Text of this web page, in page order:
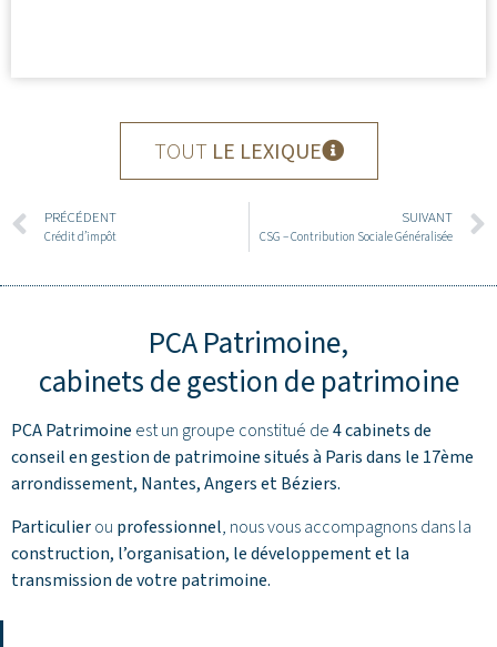
TOUT LE LEXIQUE
PRÉCÉDENT
Crédit d’impôt
SUIVANT
CSG – Contribution Sociale Généralisée
PCA Patrimoine,
cabinets de gestion de patrimoine
PCA Patrimoine est un groupe constitué de4 cabinets de
conseil en gestion de patrimoine situés à Paris dans le 17ème
arrondissement, Nantes,AngersetBéziers.
Particulierou professionnel, nous vous accompagnons dans la
construction, l’organisation, le développement et la
transmission de votre patrimoine.